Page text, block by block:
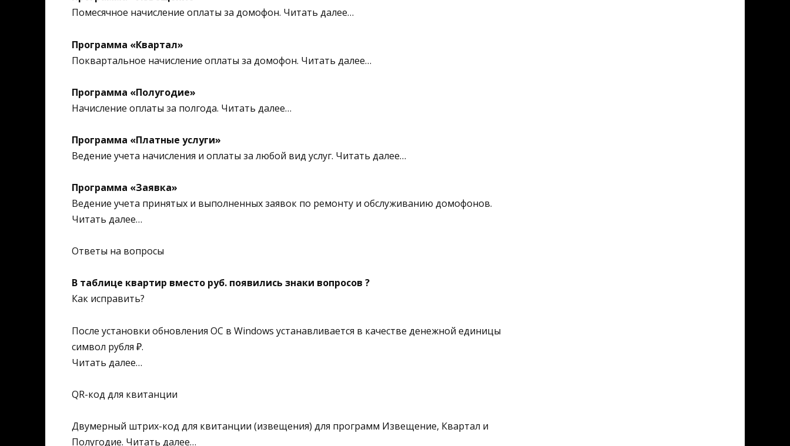
Помесячное начисление оплаты за домофон. Читать далее…
Программа «Квартал»
Поквартальное начисление оплаты за домофон. Читать далее…
Программа «Полугодие»
Начисление оплаты за полгода. Читать далее…
Программа «Платные услуги»
Ведение учета начисления и оплаты за любой вид услуг. Читать далее…
Программа «Заявка»
Ведение учета принятых и выполненных заявок по ремонту и обслуживанию домофонов.
Читать далее…
Ответы на вопросы
В таблице квартир вместо руб. появились знаки вопросов ?
Как исправить?
После установки обновления ОС в Windows устанавливается в качестве денежной единицы
символ рубля ₽.
Читать далее…
QR-код для квитанции
Двумерный штрих-код для квитанции (извещения) для программ Извещение, Квартал и
Полугодие. Читать далее…